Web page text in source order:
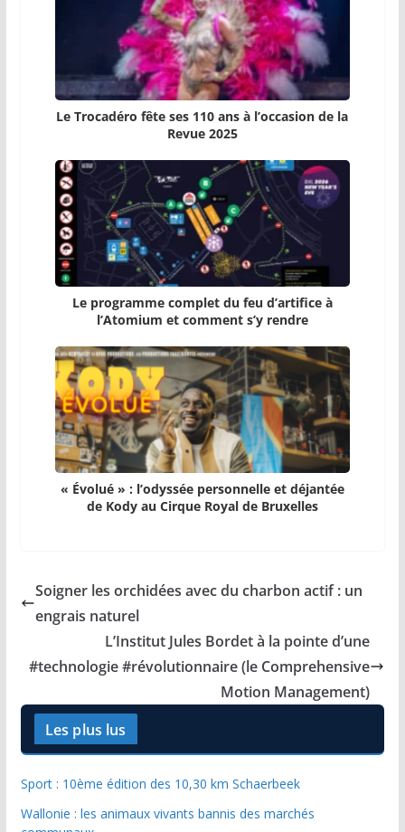
Le Trocadéro fête ses 110 ans à l’occasion de la
Revue 2025
Le programme complet du feu d’artifice à
l’Atomium et comment s’y rendre
« Évolué » : l’odyssée personnelle et déjantée
de Kody au Cirque Royal de Bruxelles
Soigner les orchidées avec du charbon actif : un
engrais naturel
L’Institut Jules Bordet à la pointe d’une
#technologie #révolutionnaire (le Comprehensive
Motion Management)
Les plus lus
Sport : 10ème édition des 10,30 km Schaerbeek
Wallonie : les animaux vivants bannis des marchés